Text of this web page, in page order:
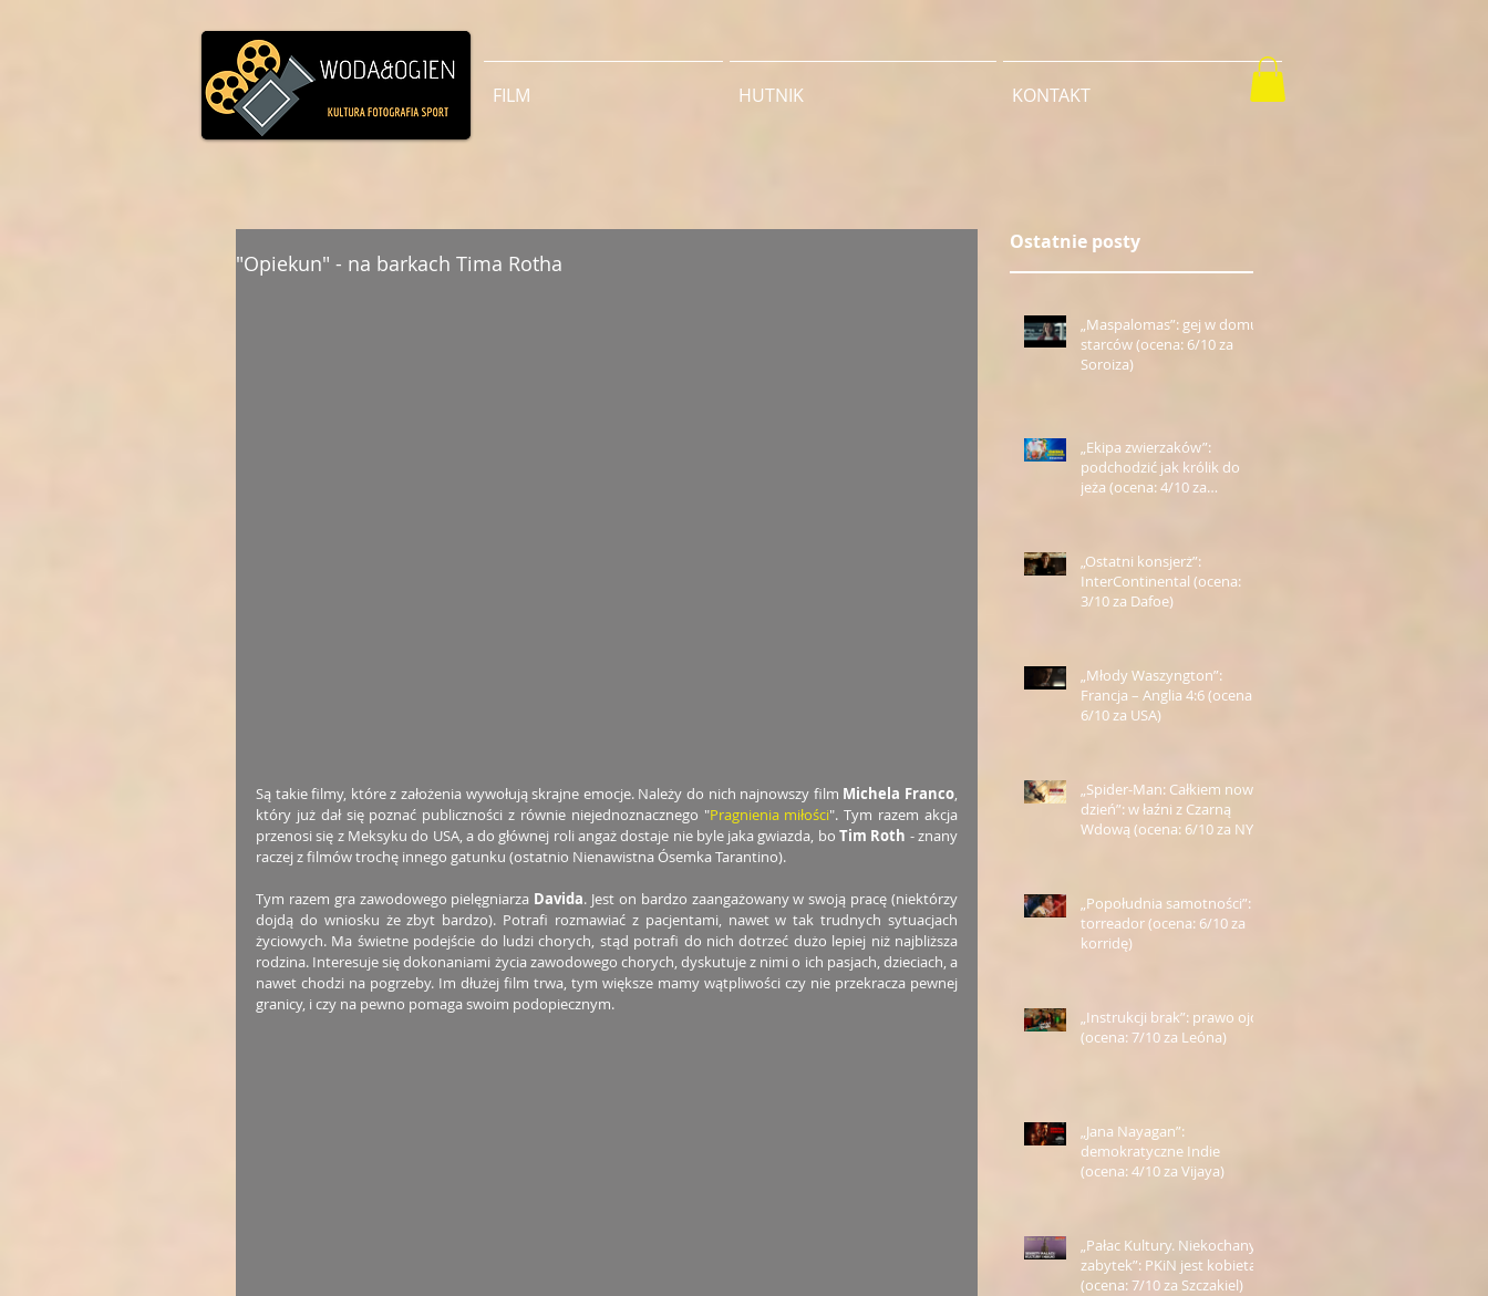
FILM HUTNIK KONTAKT
"Opiekun" - na barkach Tima Rotha
Są takie filmy, które z założenia wywołują skrajne emocje. Należy do nich najnowszy film Michela Franco,
który już dał się poznać publiczności z równie niejednoznacznego "Pragnienia miłości". Tym razem akcja
przenosi się z Meksyku do USA, a do głównej roli angaż dostaje nie byle jaka gwiazda, bo Tim Roth - znany
raczej z filmów trochę innego gatunku (ostatnio Nienawistna Ósemka Tarantino).
Tym razem gra zawodowego pielęgniarza Davida. Jest on bardzo zaangażowany w swoją pracę (niektórzy
dojdą do wniosku że zbyt bardzo). Potrafi rozmawiać z pacjentami, nawet w tak trudnych sytuacjach
życiowych. Ma świetne podejście do ludzi chorych, stąd potrafi do nich dotrzeć dużo lepiej niż najbliższa
rodzina. Interesuje się dokonaniami życia zawodowego chorych, dyskutuje z nimi o ich pasjach, dzieciach, a
nawet chodzi na pogrzeby. Im dłużej film trwa, tym większe mamy wątpliwości czy nie przekracza pewnej
granicy, i czy na pewno pomaga swoim podopiecznym.
Ostatnie posty
„Maspalomas”: gej w domu
starców (ocena: 6/10 za
Soroiza)
„Ekipa zwierzaków”:
podchodzić jak królik do
jeża (ocena: 4/10 za
„Ostatni konsjerż”:
InterContinental (ocena:
3/10 za Dafoe)
„Młody Waszyngton”:
Francja – Anglia 4:6 (ocena:
6/10 za USA)
„Spider-Man: Całkiem nowy
dzień”: w łaźni z Czarną
Wdową (ocena: 6/10 za NY)
„Popołudnia samotności”:
torreador (ocena: 6/10 za
korridę)
„Instrukcji brak”: prawo ojca
(ocena: 7/10 za Leóna)
„Jana Nayagan”:
demokratyczne Indie
(ocena: 4/10 za Vijaya)
„Pałac Kultury. Niekochany
zabytek”: PKiN jest kobietą
(ocena: 7/10 za Szczakiel)